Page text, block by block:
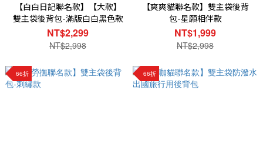
【白白日記聯名款】【大款】
雙主袋後背包-滿版白白黑色款
NT$2,299
NT$2,998
【爽爽貓聯名款】雙主袋後背
包-星願相伴款
NT$1,999
NT$2,998
66折 66折